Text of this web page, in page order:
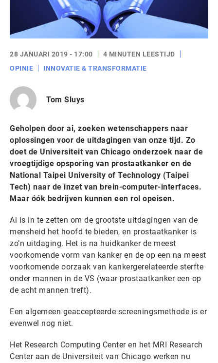
28 JANUARI 2019 - 17:00
4 MINUTEN LEESTIJD
OPINIE
INNOVATIE & TRANSFORMATIE
Tom Sluys
Geholpen door ai, zoeken wetenschappers naar
oplossingen voor de uitdagingen van onze tijd. Zo
doet de Universiteit van Chicago onderzoek naar de
vroegtijdige opsporing van prostaatkanker en de
National Taipei University of Technology (Taipei
Tech) naar de inzet van brein-computer-interfaces.
Maar óók bedrijven kunnen een rol opeisen.
Ai is in te zetten om de grootste uitdagingen van de
mensheid het hoofd te bieden, en prostaatkanker is
zo’n uitdaging. Het is na huidkanker de meest
voorkomende vorm van kanker en de op een na meest
voorkomende oorzaak van kankergerelateerde sterfte
onder mannen in de VS (waar prostaatkanker een op
de acht mannen treft).
Een algemeen geaccepteerde screeningsmethode is er
evenwel nog niet.
Het Research Computing Center en het MRI Research
Center aan de Universiteit van Chicago werken nu